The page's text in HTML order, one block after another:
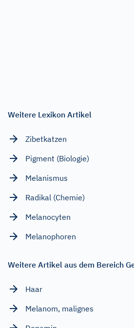
Weitere Lexikon Artikel
Zibetkatzen
Pigment (Biologie)
Melanismus
Radikal (Chemie)
Melanocyten
Melanophoren
Weitere Artikel aus dem Bereich
Haar
Melanom, malignes